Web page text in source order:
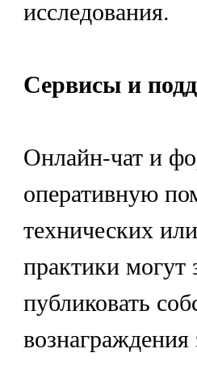
исследования.
Сервисы и
Онлайн-чат и
оперативную
технических
практики могут
публиковать